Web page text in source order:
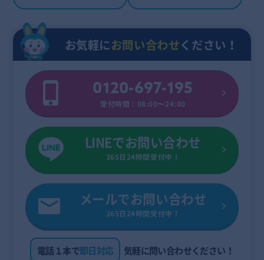
お気軽にお問い合わせください！
0120-697-195
受付時間：08:00〜24:00
LINEでお問い合わせ
365日24時間受付中！
メールでお問い合わせ
365日24時間受付中！
電話１本で即日対応 気軽に問い合わせください！